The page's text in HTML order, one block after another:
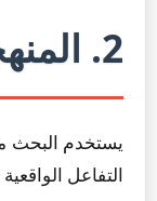
2. المنهجية وجمع البيانات
يستخدم البحث
التفاعل